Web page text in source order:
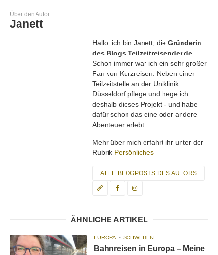
Über den Autor
Janett
Hallo, ich bin Janett, die Gründerin
des Blogs Teilzeitreisender.de
Schon immer war ich ein sehr großer
Fan von Kurzreisen. Neben einer
Teilzeitstelle an der Uniklinik
Düsseldorf pflege und hege ich
deshalb dieses Projekt - und habe
dafür schon das eine oder andere
Abenteuer erlebt.
Mehr über mich erfahrt ihr unter der
Rubrik Persönliches
ALLE BLOGPOSTS DES AUTORS
ÄHNLICHE ARTIKEL
EUROPA SCHWEDEN
Bahnreisen in Europa – Meine